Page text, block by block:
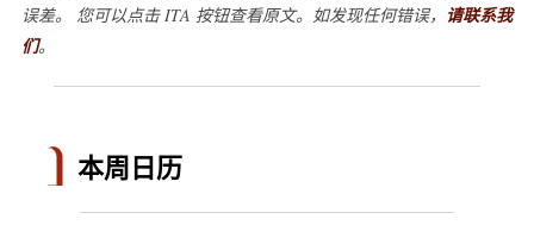
误差。 您可以点击 ITA 按钮查看原文。如发现任何错误， 请联系我
们。
本周日历